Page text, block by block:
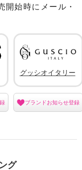
開始時にメール・
グッシオイタリー
ブランドお知らせ登録
グ